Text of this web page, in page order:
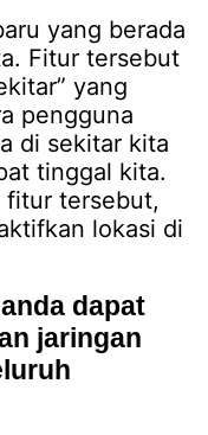
yang berada
Fitur tersebut
yang
pengguna
di sekitar kita
tinggal kita.
fitur tersebut,
lokasi di
dapat
jaringan